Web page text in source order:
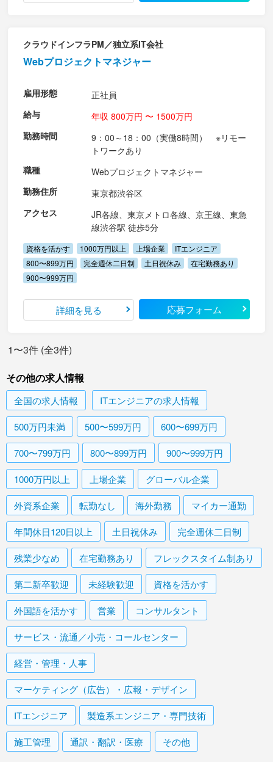
クラウドインフラPM／独立系IT会社
Webプロジェクトマネジャー
雇用形態
正社員
給与
年収 800万円 〜 1500万円
勤務時間
9：00～18：00（実働8時間） ※リモー
トワークあり
職種
Webプロジェクトマネジャー
勤務住所
東京都渋谷区
アクセス
JR各線、東京メトロ各線、京王線、東急
線渋谷駅 徒歩5分
資格を活かす 1000万円以上 上場企業
ITエンジニア
800〜899万円
完全週休二日制 土日祝休み
在宅勤務あり
900〜999万円
詳細を見る 応募フォーム
1〜3件 (全3件)
その他の求人情報
全国の求人情報 ITエンジニアの求人情報
500万円未満 500〜599万円 600〜699万円
700〜799万円 800〜899万円 900〜999万円
1000万円以上 上場企業 グローバル企業
外資系企業 転勤なし 海外勤務 マイカー通勤
年間休日120日以上 土日祝休み 完全週休二日制
残業少なめ 在宅勤務あり フレックスタイム制あり
第二新卒歓迎 未経験歓迎 資格を活かす
外国語を活かす 営業 コンサルタント
サービス・流通／小売・コールセンター
経営・管理・人事
マーケティング（広告）・広報・デザイン
ITエンジニア 製造系エンジニア・専門技術
施工管理 通訳・翻訳・医療 その他